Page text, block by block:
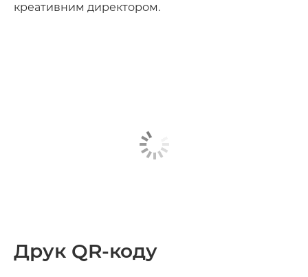
креативним директором.
Друк QR-коду